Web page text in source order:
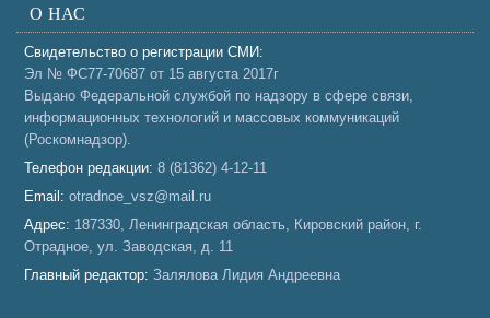
О НАС
Свидетельство о регистрации СМИ:
Эл № ФС77-70687 от 15 августа 2017г
Выдано Федеральной службой по надзору в сфере связи,
информационных технологий и массовых коммуникаций
(Роскомнадзор).
Телефон редакции: 8 (81362) 4-12-11
Email: otradnoe_vsz@mail.ru
Адрес: 187330, Ленинградская область, Кировский район, г.
Отрадное, ул. Заводская, д. 11
Главный редактор: Залялова Лидия Андреевна